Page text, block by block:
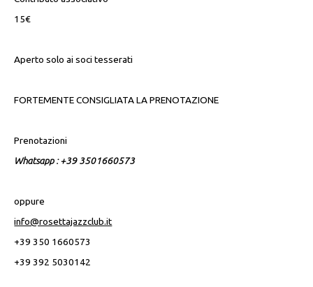
15€
Aperto solo ai soci tesserati
FORTEMENTE CONSIGLIATA LA PRENOTAZIONE
Prenotazioni
Whatsapp : +39 3501660573
oppure
info@rosettajazzclub.it
+39 350 1660573
+39 392 5030142